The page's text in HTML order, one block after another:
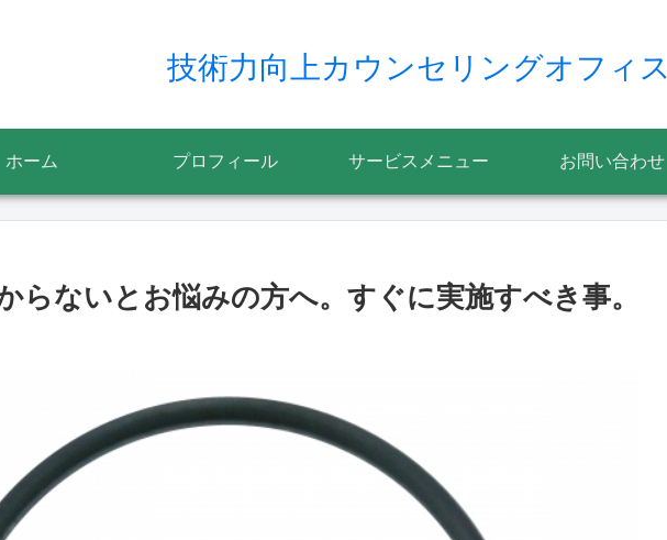
技術力向上カウンセリングオフィス
ホーム プロフィール サービスメニュー お問い合わせ
らないとお悩みの方へ。すぐに実施すべき事。